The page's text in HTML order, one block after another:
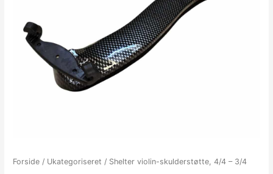
Forside / Ukategoriseret / Shelter violin-skulderstøtte, 4/4 – 3/4